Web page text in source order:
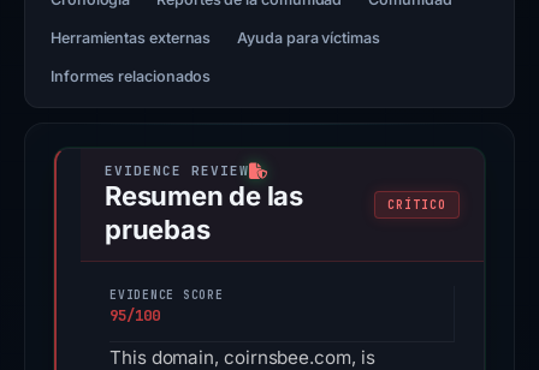
Herramientas externas Ayuda para víctimas
Informes relacionados
Resumen de las
pruebas
CRÍTICO
EVIDENCE SCORE
95/100
This domain, coirnsbee.com, is